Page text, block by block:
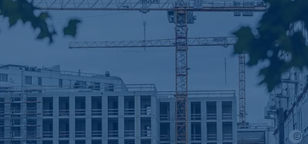
Name:
et_oi_v2
Anbieter:
etracker GmbH
Zweck:
Cookie Erkennung
Cookie Laufzeit: